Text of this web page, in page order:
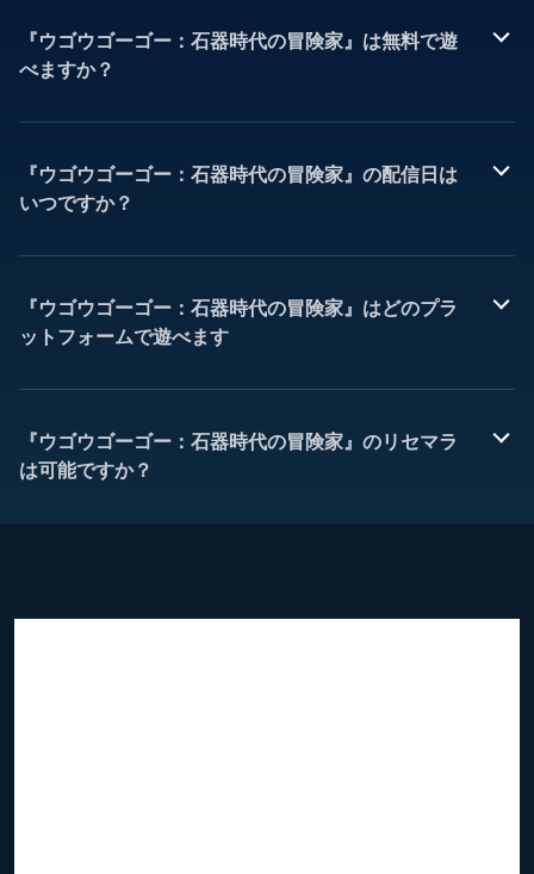
『ウゴウゴーゴー：石器時代の冒険家』は無料で遊
べますか？
『ウゴウゴーゴー：石器時代の冒険家』の配信日は
いつですか？
『ウゴウゴーゴー：石器時代の冒険家』はどのプラ
ットフォームで遊べます
『ウゴウゴーゴー：石器時代の冒険家』のリセマラ
は可能ですか？